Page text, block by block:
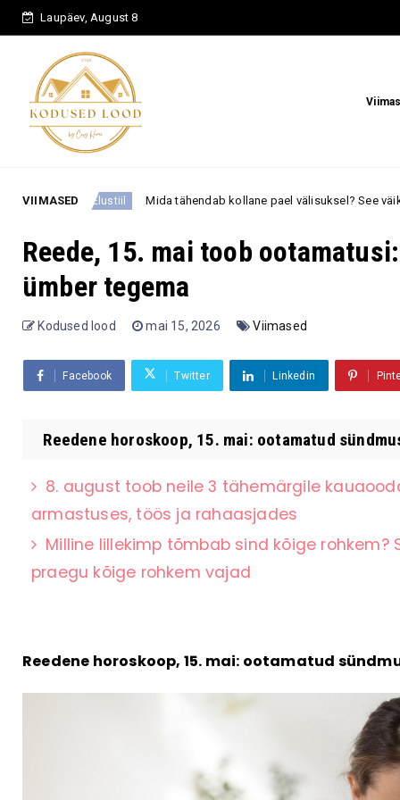
Laupäev, August 8
VIIMASED
Mida tähendab kollane pael välisuksel? See väike märk võib olla
Reede, 15. mai toob
ümber tegema
Kodused lood mai 15, 2026 Viimased
Facebook Twitter Linkedin
Reedene horoskoop, 15. mai: ootamatud
8. august toob neile 3 tähemärgile
armastuses, töös ja rahaasjades
Milline lillekimp tõmbab sind kõige
praegu kõige rohkem vajad
Reedene horoskoop, 15. mai: ootamatud